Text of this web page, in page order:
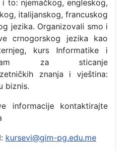
i to: njemačkog, engleskog,
italijanskog, francuskog
jezika. Organizovali smo i
crnogorskog jezika kao
kurs Informatike i
za sticanje
znanja i vještina:
biznis.
informacije kontaktirajte
kursevi@gim-pg.edu.me